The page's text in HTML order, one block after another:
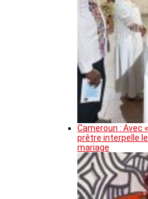
Cameroun : Avec
prêtre interpelle
mariage